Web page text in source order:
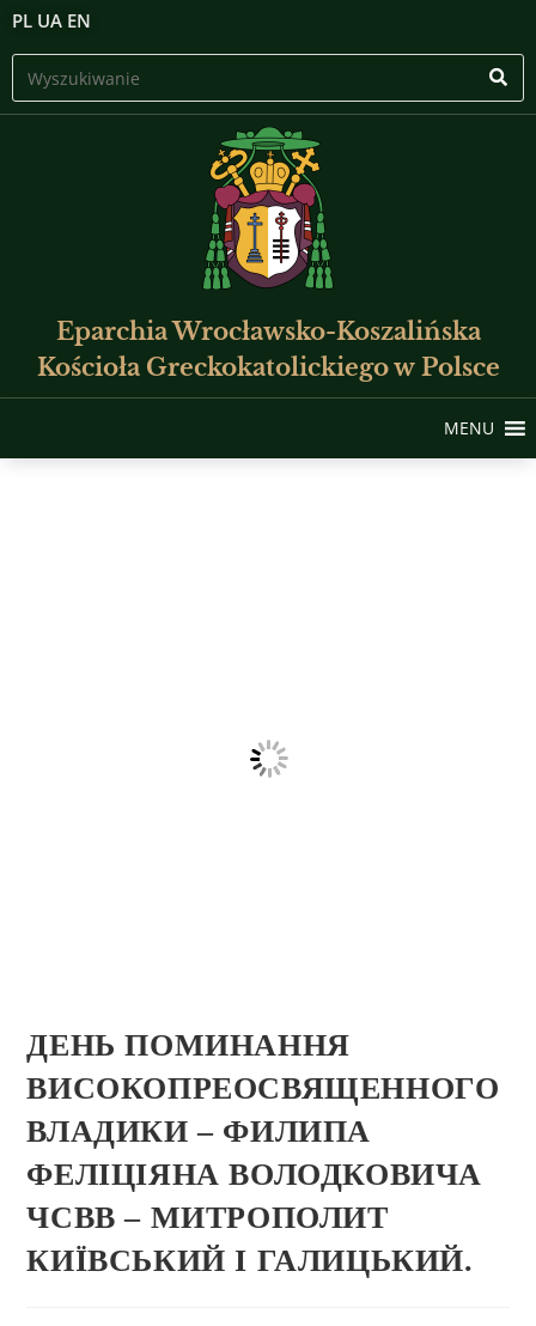
PL UA EN
Eparchia Wrocławsko-Koszalińska
Kościoła Greckokatolickiego w Polsce
MENU
ДЕНЬ ПОМИНАННЯ
ВИСОКОПРЕОСВЯЩЕННОГО
ВЛАДИКИ – ФИЛИПА
ФЕЛІЦІЯНА ВОЛОДКОВИЧА
ЧСВВ – МИТРОПОЛИТ
КИЇВСЬКИЙ І ГАЛИЦЬКИЙ.